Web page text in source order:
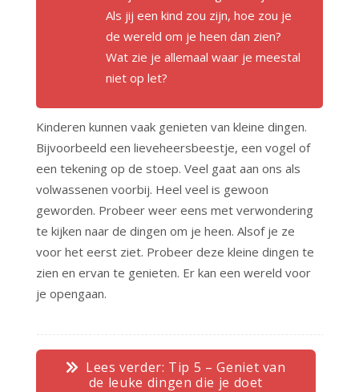
Als jij een kind zou zijn, hoe zou je
de wereld om je heen dan zien?
Wat zie je allemaal waar je meestal
niet op let?
Kinderen kunnen vaak genieten van kleine dingen.
Bijvoorbeeld een lieveheersbeestje, een vogel of
een tekening op de stoep. Veel gaat aan ons als
volwassenen voorbij. Heel veel is gewoon
geworden. Probeer weer eens met verwondering
te kijken naar de dingen om je heen. Alsof je ze
voor het eerst ziet. Probeer deze kleine dingen te
zien en ervan te genieten. Er kan een wereld voor
je opengaan.
Lees verder: Tip 5 – Geniet van
de leuke dingen die je doet